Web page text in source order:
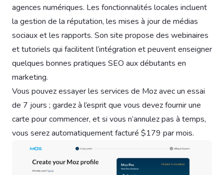
agences numériques. Les fonctionnalités locales incluent
la gestion de la réputation, les mises à jour de médias
sociaux et les rapports. Son site propose des webinaires
et tutoriels qui facilitent l’intégration et peuvent enseigner
quelques bonnes pratiques SEO aux débutants en
marketing.
Vous pouvez essayer les services de Moz avec un essai
de 7 jours ; gardez à l’esprit que vous devez fournir une
carte pour commencer, et si vous n’annulez pas à temps,
vous serez automatiquement facturé $179 par mois.